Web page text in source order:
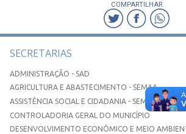
COMPARTILHAR
SECRETARIAS
ADMINISTRAÇÃO - SAD
AGRICULTURA E ABASTECIMENTO - SEMAA
ASSISTÊNCIA SOCIAL E CIDADANIA - SEMASC
CONTROLADORIA GERAL DO MUNICÍPIO
DESENVOLVIMENTO ECONÔMICO E MEIO